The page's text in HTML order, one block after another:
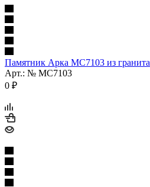
Памятник Арка МС7103 из гранита
Арт.: № МС7103
0 ₽